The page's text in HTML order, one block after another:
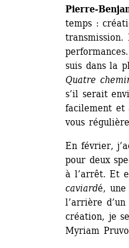
Pierre-
temps :
transmission.
suis dans la
Quatre
s’il serait
facilement et
vous
En février,
pour deux
à l’arrêt. Et
caviardé, une
l’arrière
création, je
Myriam